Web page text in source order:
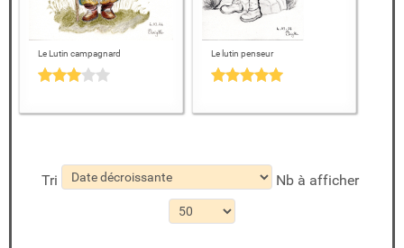
Le Lutin campagnard Le lutin penseur
Tri Nb à afficher